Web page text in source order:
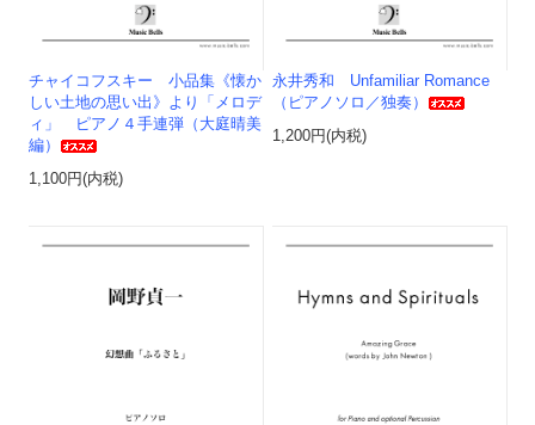
チャイコフスキー 小品集《懐か
しい土地の思い出》より「メロデ
ィ」 ピアノ４手連弾（大庭晴美
編）
1,100円(内税)
永井秀和 Unfamiliar Romance
（ピアノソロ／独奏）
1,200円(内税)